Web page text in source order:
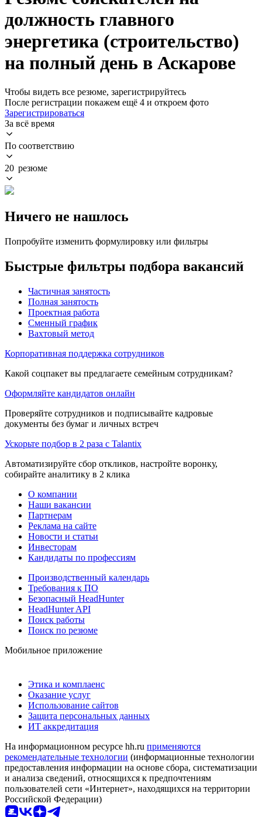
должность главного
энергетика (строительство)
на полный день в Аскарове
Чтобы видеть все резюме, зарегистрируйтесь
После регистрации покажем ещё 4 и откроем фото
Зарегистрироваться
За всё время
По соответствию
20 резюме
Ничего не нашлось
Попробуйте изменить формулировку или фильтры
Быстрые фильтры подбора вакансий
Частичная занятость
Полная занятость
Проектная работа
Сменный график
Вахтовый метод
Корпоративная поддержка сотрудников
Какой соцпакет вы предлагаете семейным сотрудникам?
Оформляйте кандидатов онлайн
Проверяйте сотрудников и подписывайте кадровые
документы без бумаг и личных встреч
Ускорьте подбор в 2 раза с Talantix
Автоматизируйте сбор откликов, настройте воронку,
собирайте аналитику в 2 клика
О компании
Наши вакансии
Партнерам
Реклама на сайте
Новости и статьи
Инвесторам
Кандидаты по профессиям
Производственный календарь
Требования к ПО
Безопасный HeadHunter
HeadHunter API
Поиск работы
Поиск по резюме
Мобильное приложение
Этика и комплаенс
Оказание услуг
Использование сайтов
Защита персональных данных
ИТ аккредитация
На информационном ресурсе hh.ru применяются
рекомендательные технологии (информационные технологии
предоставления информации на основе сбора, систематизации
и анализа сведений, относящихся к предпочтениям
пользователей сети «Интернет», находящихся на территории
Российской Федерации)